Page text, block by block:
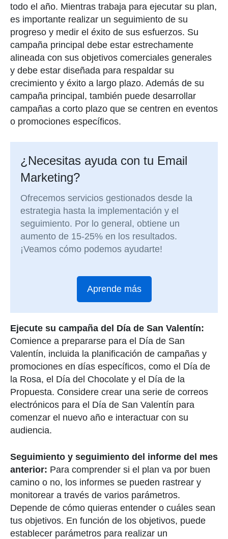
todo el año. Mientras trabaja para ejecutar su plan,
es importante realizar un seguimiento de su
progreso y medir el éxito de sus esfuerzos. Su
campaña principal debe estar estrechamente
alineada con sus objetivos comerciales generales
y debe estar diseñada para respaldar su
crecimiento y éxito a largo plazo. Además de su
campaña principal, también puede desarrollar
campañas a corto plazo que se centren en eventos
o promociones específicos.
¿Necesitas ayuda con tu Email
Marketing?
Ofrecemos servicios gestionados desde la
estrategia hasta la implementación y el
seguimiento. Por lo general, obtiene un
aumento de 15-25% en los resultados.
¡Veamos cómo podemos ayudarte!
Aprende más
Ejecute su campaña del Día de San Valentín:
Comience a prepararse para el Día de San
Valentín, incluida la planificación de campañas y
promociones en días específicos, como el Día de
la Rosa, el Día del Chocolate y el Día de la
Propuesta. Considere crear una serie de correos
electrónicos para el Día de San Valentín para
comenzar el nuevo año e interactuar con su
audiencia.
Seguimiento y seguimiento del informe del mes
anterior: Para comprender si el plan va por buen
camino o no, los informes se pueden rastrear y
monitorear a través de varios parámetros.
Depende de cómo quieras entender o cuáles sean
tus objetivos. En función de los objetivos, puede
establecer parámetros para realizar un